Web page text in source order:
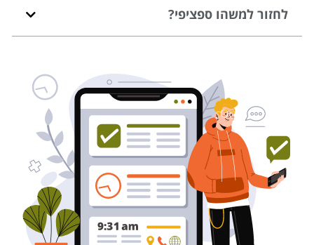
לחזור למשהו ספציפי?